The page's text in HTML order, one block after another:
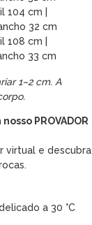
104 cm |
32 cm
108 cm |
33 cm
1–2 cm. A
PROVADOR
virtual e descubra
a 30 °C